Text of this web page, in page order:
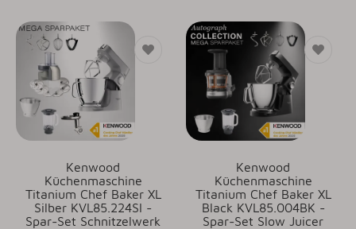
Kenwood
Küchenmaschine
Titanium Chef Baker XL
Silber KVL85.224SI -
Spar-Set Schnitzelwerk
Kenwood
Küchenmaschine
Titanium Chef Baker XL
Black KVL85.004BK -
Spar-Set Slow Juicer